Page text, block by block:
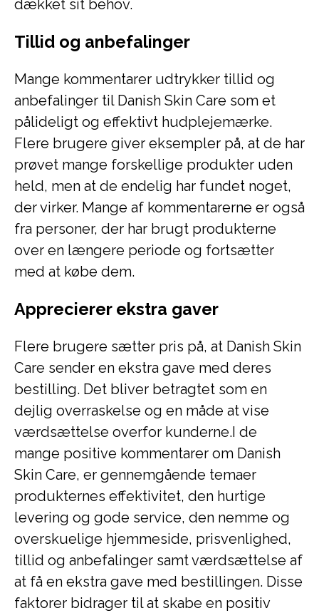
dækket sit behov.
Tillid og anbefalinger
Mange kommentarer udtrykker tillid og
anbefalinger til Danish Skin Care som et
pålideligt og effektivt hudplejemærke.
Flere brugere giver eksempler på, at de har
prøvet mange forskellige produkter uden
held, men at de endelig har fundet noget,
der virker. Mange af kommentarerne er også
fra personer, der har brugt produkterne
over en længere periode og fortsætter
med at købe dem.
Apprecierer ekstra gaver
Flere brugere sætter pris på, at Danish Skin
Care sender en ekstra gave med deres
bestilling. Det bliver betragtet som en
dejlig overraskelse og en måde at vise
værdsættelse overfor kunderne.I de
mange positive kommentarer om Danish
Skin Care, er gennemgående temaer
produkternes effektivitet, den hurtige
levering og gode service, den nemme og
overskuelige hjemmeside, prisvenlighed,
tillid og anbefalinger samt værdsættelse af
at få en ekstra gave med bestillingen. Disse
faktorer bidrager til at skabe en positiv